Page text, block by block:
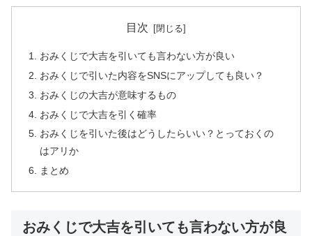
目次
おみくじで大吉を引いても言わない方が良い
おみくじで引いた内容をSNSにアップしても良い？
おみくじの大吉が意味するもの
おみくじで大吉を引く確率
おみくじを引いた後はどうしたらいい？とっておくの
はアリか
まとめ
おみくじで大吉を引いても言わない方が良